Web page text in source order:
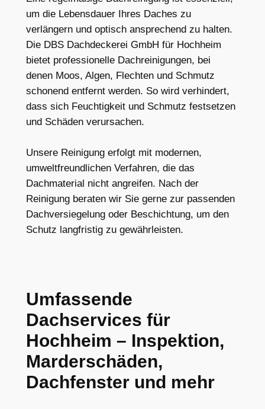
um die Lebensdauer Ihres Daches zu
verlängern und optisch ansprechend zu halten.
Die DBS Dachdeckerei GmbH für Hochheim
bietet professionelle Dachreinigungen, bei
denen Moos, Algen, Flechten und Schmutz
schonend entfernt werden. So wird verhindert,
dass sich Feuchtigkeit und Schmutz festsetzen
und Schäden verursachen.
Unsere Reinigung erfolgt mit modernen,
umweltfreundlichen Verfahren, die das
Dachmaterial nicht angreifen. Nach der
Reinigung beraten wir Sie gerne zur passenden
Dachversiegelung oder Beschichtung, um den
Schutz langfristig zu gewährleisten.
Umfassende
Dachservices für
Hochheim – Inspektion,
Marderschäden,
Dachfenster und mehr